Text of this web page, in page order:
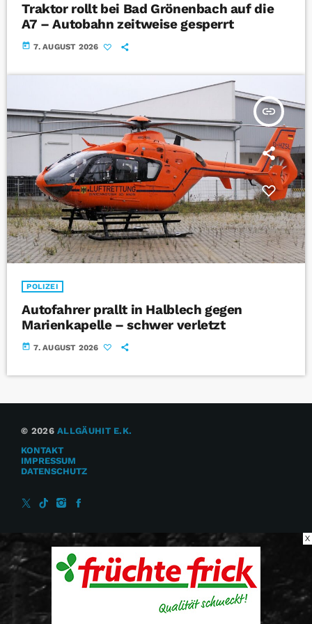
Traktor rollt bei Bad Grönenbach auf die
A7 – Autobahn zeitweise gesperrt
today 7. AUGUST 2026
insert_link
POLIZEI
Autofahrer prallt in Halblech gegen
Marienkapelle – schwer verletzt
today 7. AUGUST 2026
© 2026ALLGÄUHIT E.K.
KONTAKT
IMPRESSUM
DATENSCHUTZ
X